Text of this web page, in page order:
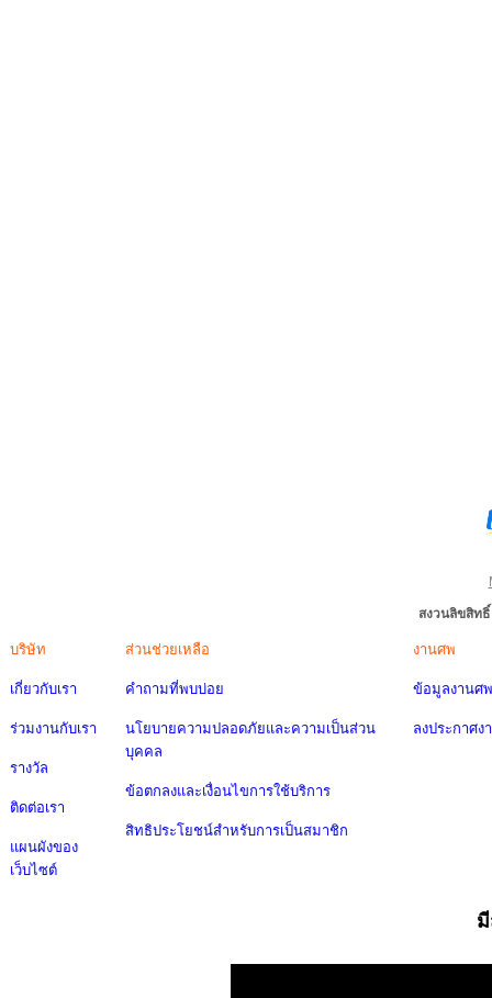
สงวนลิขสิท
บริษัท
เกี่ยวกับเรา
ร่วมงานกับเรา
รางวัล
ติดต่อเรา
แผนผังของ
เว็บไซต์
ส่วนช่วยเหลือ
คำถามที่พบบ่อย
นโยบายความปลอดภัยและความเป็นส่วน
บุคคล
ข้อตกลงและเงื่อนไขการใช้บริการ
สิทธิประโยชน์สำหรับการเป็นสมาชิก
งานศพ
ข้อมูลงานศพ
ลงประกาศง